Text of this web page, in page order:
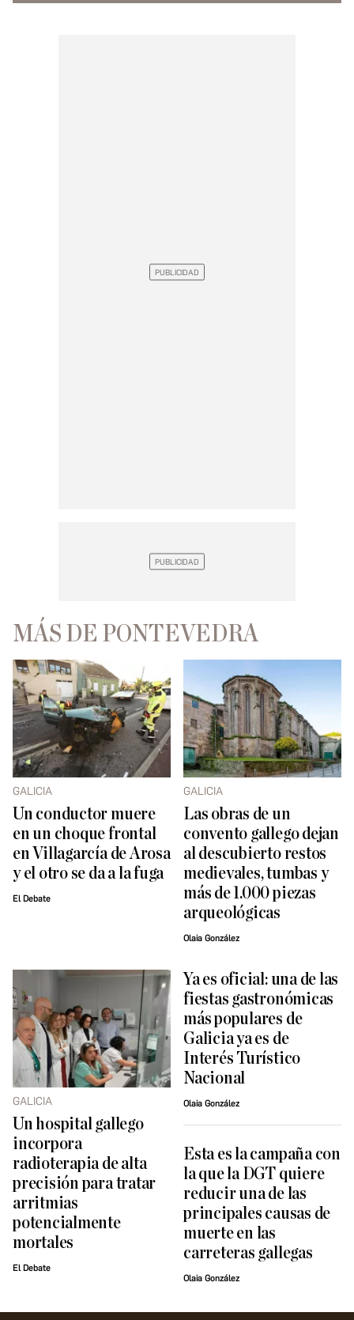
MÁS DE PONTEVEDRA
GALICIA
Un conductor muere
en un choque frontal
en Villagarcía de Arosa
y el otro se da a la fuga
El Debate
GALICIA
Las obras de un
convento gallego dejan
al descubierto restos
medievales, tumbas y
más de 1.000 piezas
arqueológicas
Olaia González
GALICIA
Un hospital gallego
incorpora
radioterapia de alta
precisión para tratar
arritmias
potencialmente
mortales
El Debate
Ya es oficial: una de las
fiestas gastronómicas
más populares de
Galicia ya es de
Interés Turístico
Nacional
Olaia González
Esta es la campaña con
la que la DGT quiere
reducir una de las
principales causas de
muerte en las
carreteras gallegas
Olaia González